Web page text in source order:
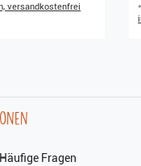
versandkostenfrei
*
Fragen